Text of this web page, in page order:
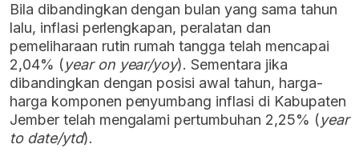
Bila dibandingkan dengan bulan yang sama tahun
lalu, inflasi perlengkapan, peralatan dan
pemeliharaan rutin rumah tangga telah mencapai
2,04% (year on year/yoy). Sementara jika
dibandingkan dengan posisi awal tahun, harga-
harga komponen penyumbang inflasi di Kabupaten
Jember telah mengalami pertumbuhan 2,25% (year
to date/ytd).